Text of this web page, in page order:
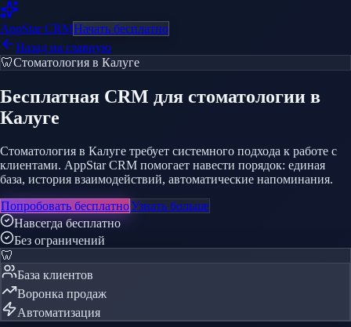
AppStarCRMНачать бесплатно
Назад на главную
🦷Стоматология в Калуге
Бесплатная CRM для стоматологии в
Калуге
Стоматология в Калуге требует системного подхода к работе с
клиентами. AppStar CRM помогает навести порядок: единая
база, история взаимодействий, автоматические напоминания.
Попробовать бесплатноУзнать больше
Навсегда бесплатно
Без ограничений
🦷
База клиентов
Воронка продаж
Автоматизация